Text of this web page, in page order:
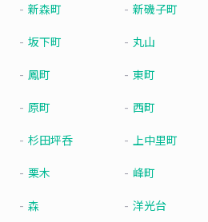
新森町 新磯子町
坂下町 丸山
鳳町 東町
原町 西町
杉田坪呑 上中里町
栗木 峰町
森 洋光台